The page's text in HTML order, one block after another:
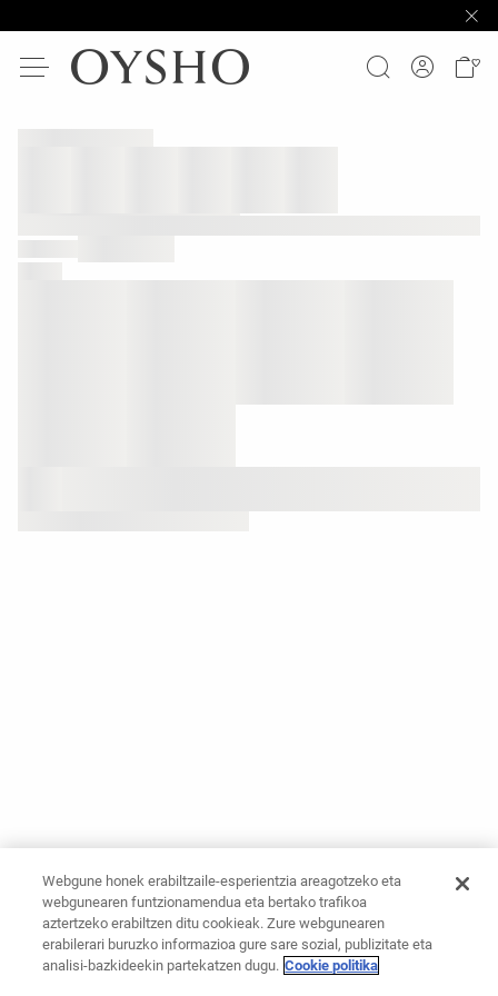
Webgune honek erabiltzaile-esperientzia areagotzeko eta
webgunearen funtzionamendua eta bertako trafikoa
aztertzeko erabiltzen ditu cookieak. Zure webgunearen
erabilerari buruzko informazioa gure sare sozial, publizitate eta
analisi-bazkideekin partekatzen dugu. Cookie politika